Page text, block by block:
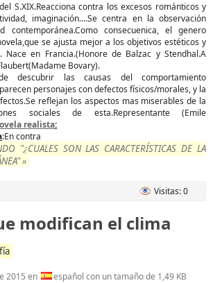
S.XIX.Reacciona contra los excesos románticos y
imaginación....Se centra en la observación
consecuenica, el genero
se ajusta mejor a los objetivos estéticos y
. Nace en Francia.(Honore de Balzac y Stendhal.A
Bovary).
descubrir las causas del comportamiento
personajes con defectos físicos/morales, y la
reflejan los aspectos mas miserables de la
sociales de esta.Representante (Emile
realista:
:En contra
"¿CUALES SON LAS CARACTERÍSTICAS DE LA
»
Visitas: 0
modifican el clima
2015 en español con un tamaño de 1,49 KB